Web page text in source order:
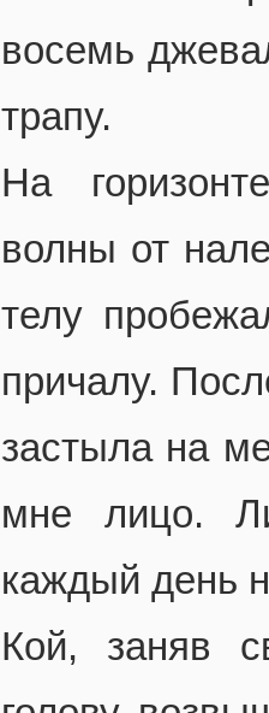
восемь
трапу.
На
волны от
телу
причалу.
застыла на
мне лицо.
каждый день
Кой, заняв